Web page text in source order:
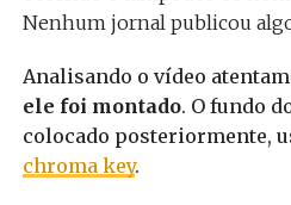
Nenhum jornal publicou
Analisando o vídeo
ele foi montado. O fundo
colocado posteriormente,
chroma key.